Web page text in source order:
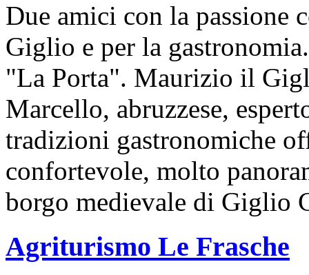
Due amici con la passione
Giglio e per la
"La Porta". Maurizio il
Marcello, abruzzese,
tradizioni gastronomiche
confortevole, molto
borgo medievale di Giglio
Agriturismo Le Frasche